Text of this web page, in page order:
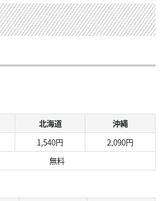
北海道
沖縄
1,540円
2,090円
無料